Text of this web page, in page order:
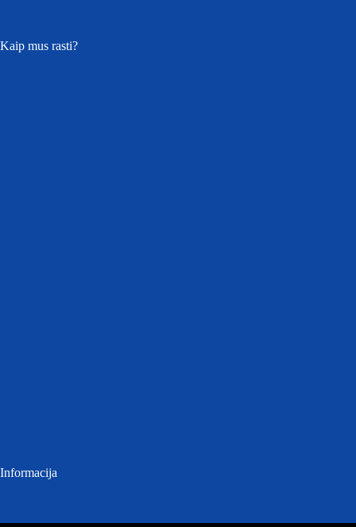
Kaip mus rasti?
Informacija